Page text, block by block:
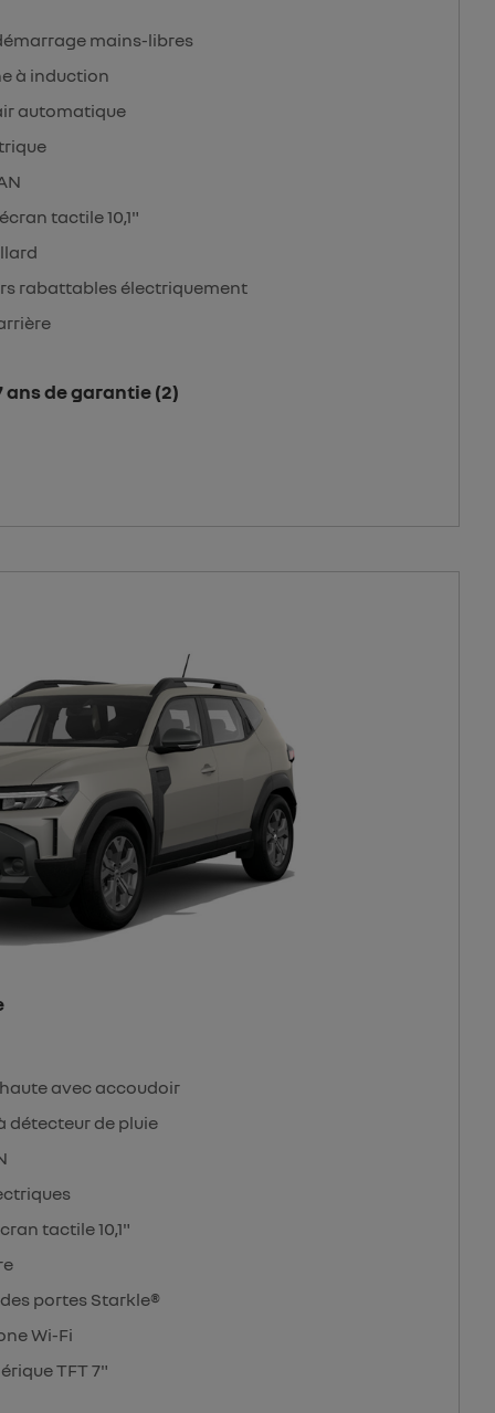
mains-libres
à induction
automatique
tactile 10,1"
rabattables électriquement
ans de garantie (2)
avec accoudoir
détecteur de pluie
tactile 10,1"
portes Starkle®
Wi-Fi
TFT 7"